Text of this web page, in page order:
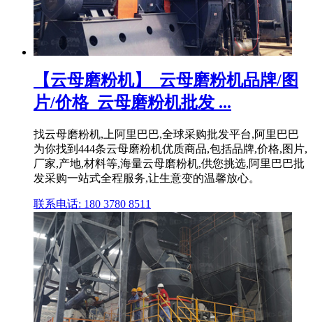
【云母磨粉机】_云母磨粉机品牌/图
片/价格_云母磨粉机批发 ...
找云母磨粉机,上阿里巴巴,全球采购批发平台,阿里巴巴
为你找到444条云母磨粉机优质商品,包括品牌,价格,图片,
厂家,产地,材料等,海量云母磨粉机,供您挑选,阿里巴巴批
发采购一站式全程服务,让生意变的温馨放心。
联系电话: 180 3780 8511